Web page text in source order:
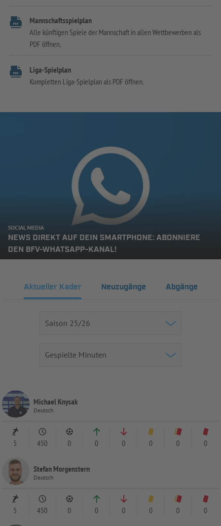
Mannschaftsspielplan
Alle künftigen Spiele der Mannschaft in allen Wettbewerben als
PDF öffnen.
Liga-Spielplan
Kompletten Liga-Spielplan als PDF öffnen.
SOCIAL MEDIA
NEWS DIREKT AUF DEIN SMARTPHONE: ABONNIERE
DEN BFV-WHATSAPP-KANAL!
Aktueller Kader Neuzugänge Abgänge
Michael Knysak
Deutsch
5 450 0 0 0 0 0 0
Stefan Morgenstern
Deutsch
5 450 0 0 0 0 0 0